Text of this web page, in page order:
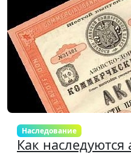
Наследование
Как наследуются